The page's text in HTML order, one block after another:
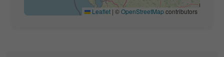
Leaflet | ©OpenStreetMapcontributors